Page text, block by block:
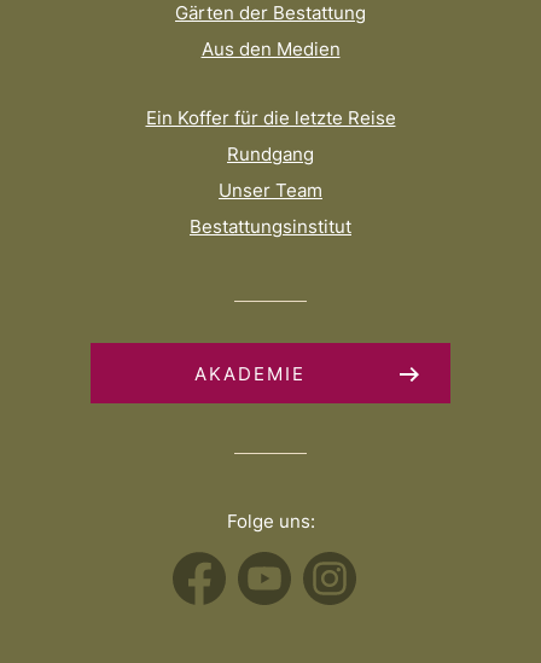
Gärten der Bestattung
Aus den Medien
Ein Koffer für die letzte Reise
Rundgang
Unser Team
Bestattungsinstitut
AKADEMIE
Folge uns: